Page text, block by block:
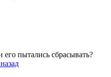
его пытались сбрасывать?